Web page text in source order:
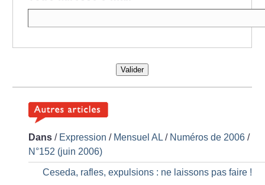
Valider
Dans / Expression / Mensuel AL / Numéros de 2006 /
N°152 (juin 2006)
Ceseda, rafles, expulsions : ne laissons pas faire !